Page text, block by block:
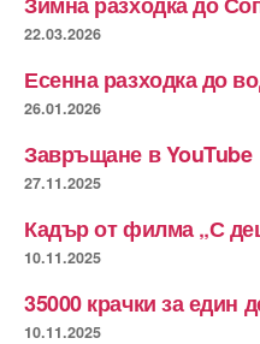
22.03.2026
Есенна разходка до
26.01.2026
Завръщане в YouTube
27.11.2025
Кадър от филма „С
10.11.2025
35000 крачки за един
10.11.2025